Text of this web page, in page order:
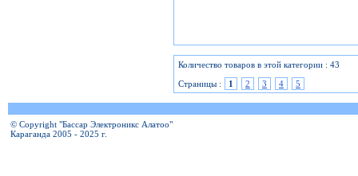
Количество товаров в этой категории : 43
Страницы :
1 2 3 4 5
© Copyright "Бассар Электроникс Алатоо"
Караганда 2005 - 2025 г.